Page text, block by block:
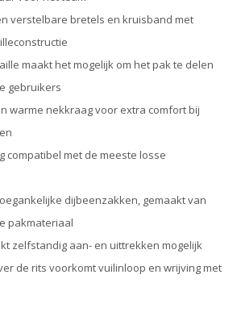
verstelbare bretels en kruisband met
maakt het mogelijk om het pak te delen
gebruikers
warme nekkraag voor extra comfort bij
compatibel met de meeste losse
dijbeenzakken, gemaakt van
pakmateriaal
zelfstandig aan- en uittrekken mogelijk
de rits voorkomt vuilinloop en wrijving met